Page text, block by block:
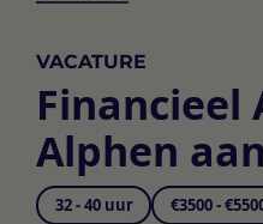
VACATURE
Financieel
Alphen
32 - 40 uur €3500 -